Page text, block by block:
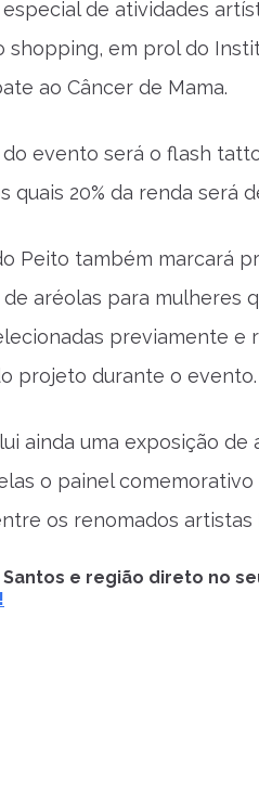
de atividades
shopping, em prol do
ao Câncer de Mama.
evento será o flash
quais 20% da renda será
Peito também marcará
aréolas para mulheres
previamente e
projeto durante o evento.
ainda uma exposição
o painel comemorativo
os renomados
e região direto no